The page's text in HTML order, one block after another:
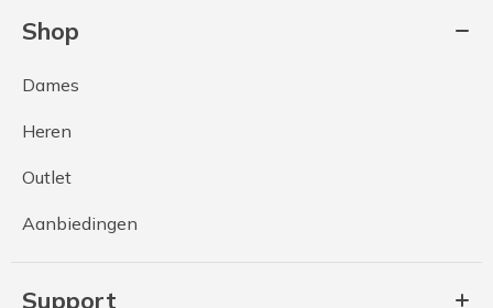
Shop
Dames
Heren
Outlet
Aanbiedingen
Support